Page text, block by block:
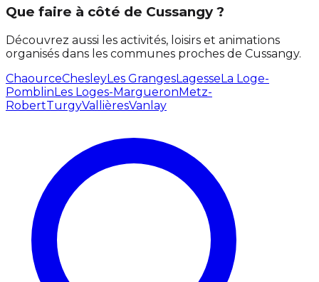
Que faire à côté de Cussangy ?
Découvrez aussi les activités, loisirs et animations
organisés dans les communes proches de Cussangy.
ChaourceChesleyLes GrangesLagesseLa Loge-
PomblinLes Loges-MargueronMetz-
RobertTurgyVallièresVanlay